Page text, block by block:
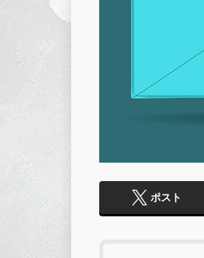
ポスト